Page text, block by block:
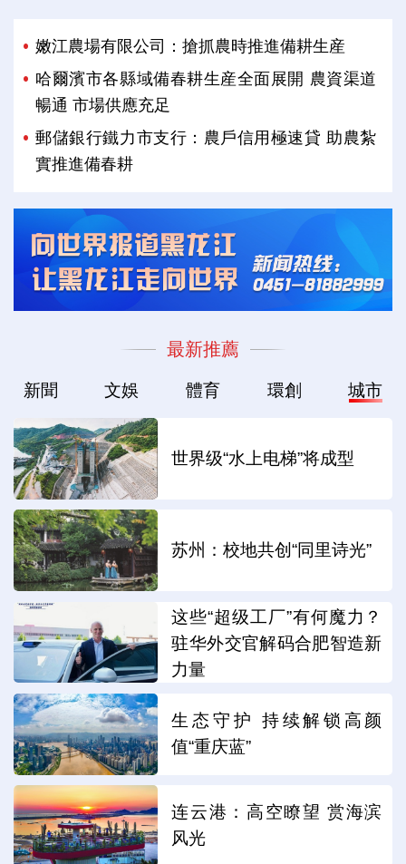
嫩江農場有限公司：搶抓農時推進備耕生産
哈爾濱市各縣域備春耕生産全面展開 農資渠道
暢通 市場供應充足
郵儲銀行鐵力市支行：農戶信用極速貸 助農紮
實推進備春耕
最新推薦
新聞 文娛 體育 環創 城市
世界级“水上电梯”将成型
苏州：校地共创“同里诗光”
这些“超级工厂”有何魔力？
驻华外交官解码合肥智造新
力量
生态守护 持续解锁高颜
值“重庆蓝”
连云港：高空瞭望 赏海滨
风光